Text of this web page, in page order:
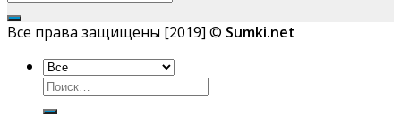
Все права защищены [2019] © Sumki.net
Искать: